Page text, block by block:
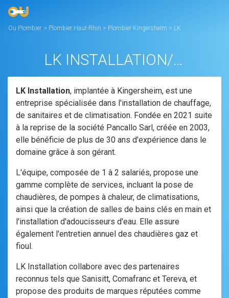
Ou Plombier > Plombier Haut-Rhin > Plombier Kingersheim > LK
LK INSTALLATION/PANCALLO
LK Installation, implantée à Kingersheim, est une
entreprise spécialisée dans l'installation de chauffage,
de sanitaires et de climatisation. Fondée en 2021 suite
à la reprise de la société Pancallo Sarl, créée en 2003,
elle bénéficie de plus de 30 ans d'expérience dans le
domaine grâce à son gérant.
L'équipe, composée de 1 à 2 salariés, propose une
gamme complète de services, incluant la pose de
chaudières, de pompes à chaleur, de climatisations,
ainsi que la création de salles de bains clés en main et
l'installation d'adoucisseurs d'eau. Elle assure
également l'entretien annuel des chaudières gaz et
fioul.
LK Installation collabore avec des partenaires
reconnus tels que Sanisitt, Comafranc et Tereva, et
propose des produits de marques réputées comme